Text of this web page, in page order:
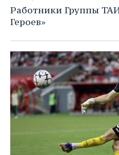
Работники Группы
Героев»